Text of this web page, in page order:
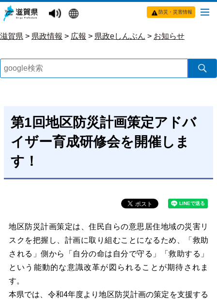
防災・災害情報
滋賀県 > 県政情報 > 広報 > 県政eしんぶん > お知らせ
第1回地区防災計画策定アドバ
イザー育成研修会を開催しま
す！
地区防災計画策定は、住民自らの意思居住地域の災害リ
スクを把握し、計画に取り組むことになるため、「救助
される」側から「自分の命は自分で守る」「救助する」
という能動的な意識改革が図られることが期待されま
す。
本県では、令和4年度より地区防災計画の策定を支援する